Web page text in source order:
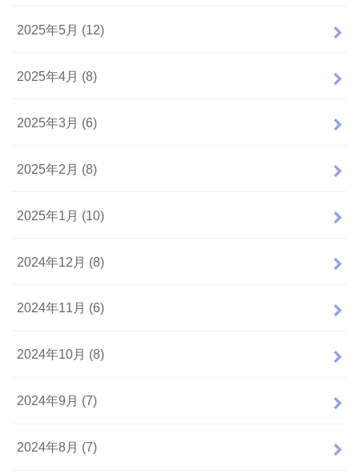
2025年5月 (12)
2025年4月 (8)
2025年3月 (6)
2025年2月 (8)
2025年1月 (10)
2024年12月 (8)
2024年11月 (6)
2024年10月 (8)
2024年9月 (7)
2024年8月 (7)